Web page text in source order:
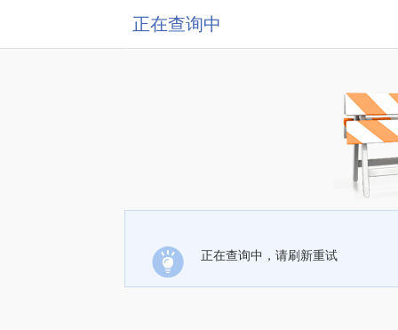
正在查询中
正在查询中，请刷新重试